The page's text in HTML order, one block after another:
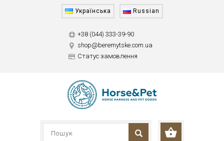
Українська Russian
+38 (044) 333-39-90
shop@beremytske.com.ua
Статус замовлення